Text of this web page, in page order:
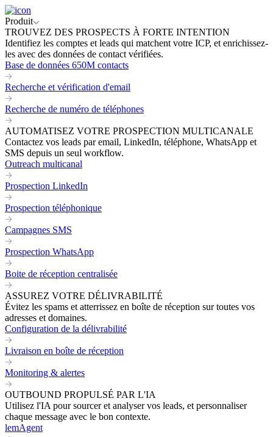
Produit
TROUVEZ DES PROSPECTS À FORTE INTENTION
Identifiez les comptes et leads qui matchent votre ICP, et enrichissez-
les avec des données de contact vérifiées.
Base de données 650M contacts
Recherche et vérification d'email
Recherche de numéro de téléphones
AUTOMATISEZ VOTRE PROSPECTION MULTICANALE
Contactez vos leads par email, LinkedIn, téléphone, WhatsApp et
SMS depuis un seul workflow.
Outreach multicanal
Prospection LinkedIn
Prospection téléphonique
Campagnes SMS
Prospection WhatsApp
Boite de réception centralisée
ASSUREZ VOTRE DÉLIVRABILITÉ
Évitez les spams et atterrissez en boîte de réception sur toutes vos
adresses et domaines.
Configuration de la délivrabilité
Livraison en boîte de réception
Monitoring & alertes
OUTBOUND PROPULSÉ PAR L'IA
Utilisez l'IA pour sourcer et analyser vos leads, et personnaliser
chaque message avec le bon contexte.
lemAgent